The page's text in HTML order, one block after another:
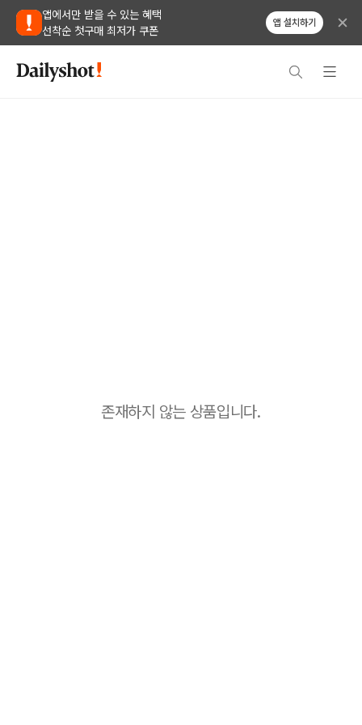
앱에서만 받을 수 있는 혜택
선착순 첫구매 최저가 쿠폰
앱 설치하기
존재하지 않는 상품입니다.